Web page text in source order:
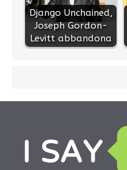
Django Unchained,
Joseph Gordon-
Levitt abbandona